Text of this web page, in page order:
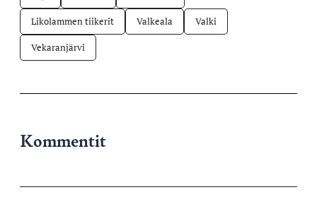
Likolammen tiikerit Valkeala Valki
Vekaranjärvi
Kommentit